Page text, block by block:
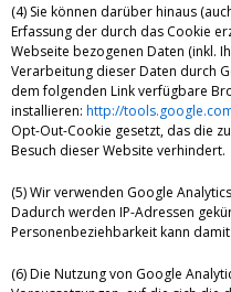
(4) Sie können darüber hinaus
Erfassung der durch das Cookie
Webseite bezogenen Daten (inkl.
Verarbeitung dieser Daten durch
dem folgenden Link verfügbare
installieren: http://
Opt-Out-Cookie gesetzt, das die
Besuch dieser Website verhindert.
(5) Wir verwenden Google
Dadurch werden IP-Adressen
Personenbeziehbarkeit kann
(6) Die Nutzung von Google